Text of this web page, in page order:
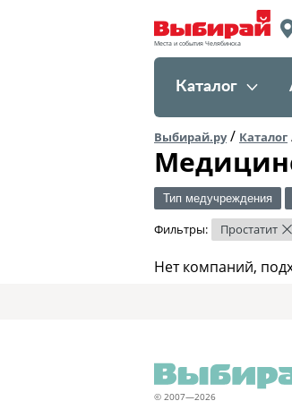
Места и события Челябинска
Каталог
Выбирай.ру/ Каталог
Тип медучреждения
Фильтры: Простатит ×
Нет компаний,
© 2007—2026